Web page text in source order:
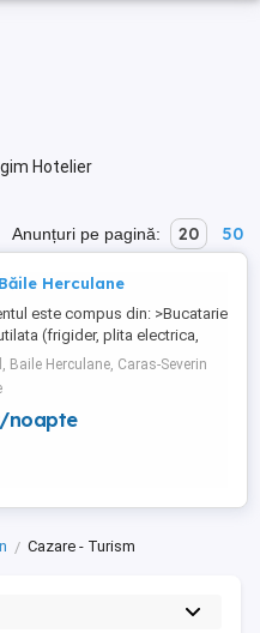
Hotelier
Anunțuri pe pagină: 20 50
Herculane
este compus din: >Bucatarie
(frigider, plita electrica,
tacamuri si vesela),
(pat matrimonial,smart
conditionat) >Baie >Capacitate
cazare:4 persoane!! >Apa
Baile Herculane, Caras-Severin
noapte
Cazare - Turism